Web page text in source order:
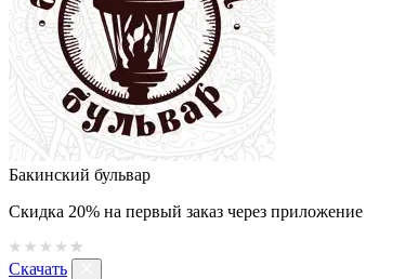
Бакинский бульвар
Скидка 20% на первый заказ через приложение
Скачать